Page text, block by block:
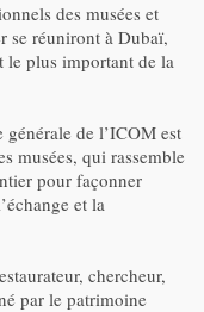
des musées et
se réuniront à Dubaï,
le plus important de la
de l’ICOM est
musées, qui rassemble
pour façonner
et la
chercheur,
par le patrimoine